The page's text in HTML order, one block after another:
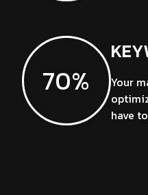
70%
Your
have